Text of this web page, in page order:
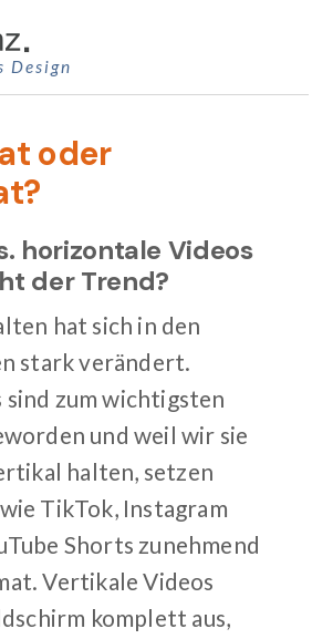
Design
oder
horizontale Videos
der Trend?
hat sich in den
stark verändert.
sind zum wichtigsten
und weil wir sie
halten, setzen
TikTok, Instagram
Shorts zunehmend
Vertikale Videos
komplett aus,